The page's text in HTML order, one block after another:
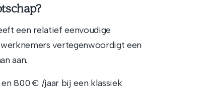
een relatief eenvoudige
vertegenwoordigt een
aan.
800 € /jaar bij een klassiek